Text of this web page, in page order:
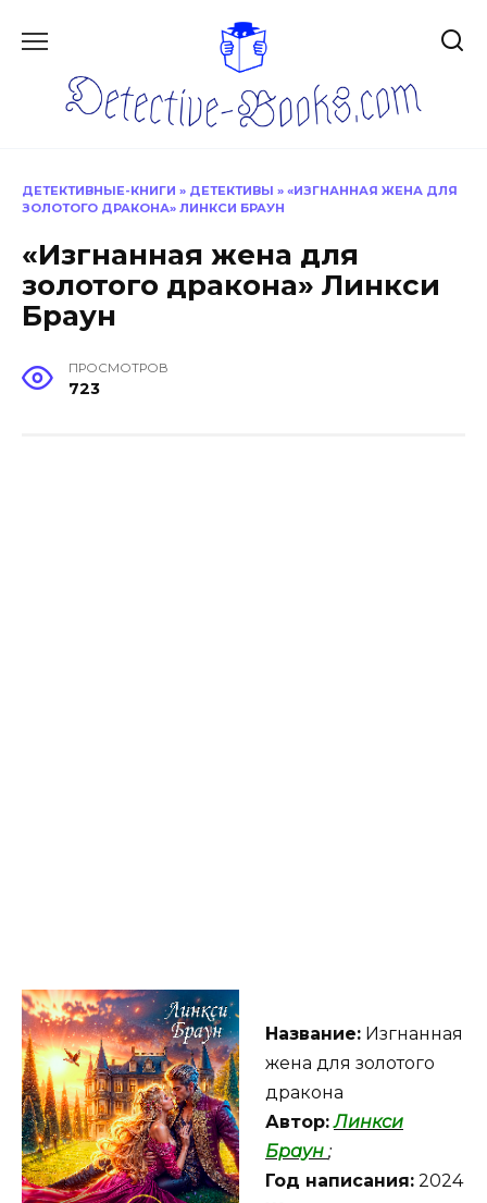
ДЕТЕКТИВНЫЕ-КНИГИ » ДЕТЕКТИВЫ » «ИЗГНАННАЯ ЖЕНА ДЛЯ
ЗОЛОТОГО ДРАКОНА» ЛИНКСИ БРАУН
«Изгнанная жена для
золотого дракона» Линкси
Браун
ПРОСМОТРОВ
723
Название: Изгнанная
жена для золотого
дракона
Автор: Линкси
Браун ;
Год написания: 2024